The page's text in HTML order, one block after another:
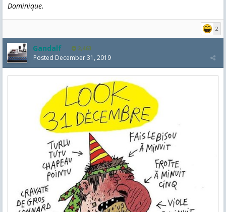
Dominique.
2
Gandalf 2,463
Posted December 31, 2019